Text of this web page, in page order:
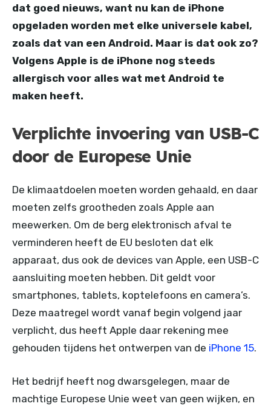
dat goed nieuws, want nu kan de iPhone
opgeladen worden met elke universele kabel,
zoals dat van een Android. Maar is dat ook zo?
Volgens Apple is de iPhone nog steeds
allergisch voor alles wat met Android te
maken heeft.
Verplichte invoering van USB-C
door de Europese Unie
De klimaatdoelen moeten worden gehaald, en daar
moeten zelfs grootheden zoals Apple aan
meewerken. Om de berg elektronisch afval te
verminderen heeft de EU besloten dat elk
apparaat, dus ook de devices van Apple, een USB-C
aansluiting moeten hebben. Dit geldt voor
smartphones, tablets, koptelefoons en camera’s.
Deze maatregel wordt vanaf begin volgend jaar
verplicht, dus heeft Apple daar rekening mee
gehouden tijdens het ontwerpen van de iPhone 15.
Het bedrijf heeft nog dwarsgelegen, maar de
machtige Europese Unie weet van geen wijken, en